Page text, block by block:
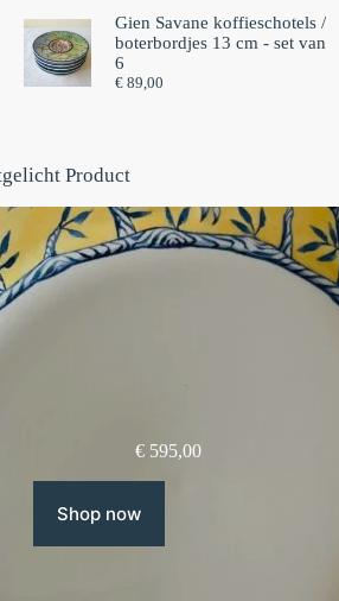
Gien Savane koffieschotels /
boterbordjes 13 cm - set van
6⁠
€89,00
Product
€ 595,00
Shop now